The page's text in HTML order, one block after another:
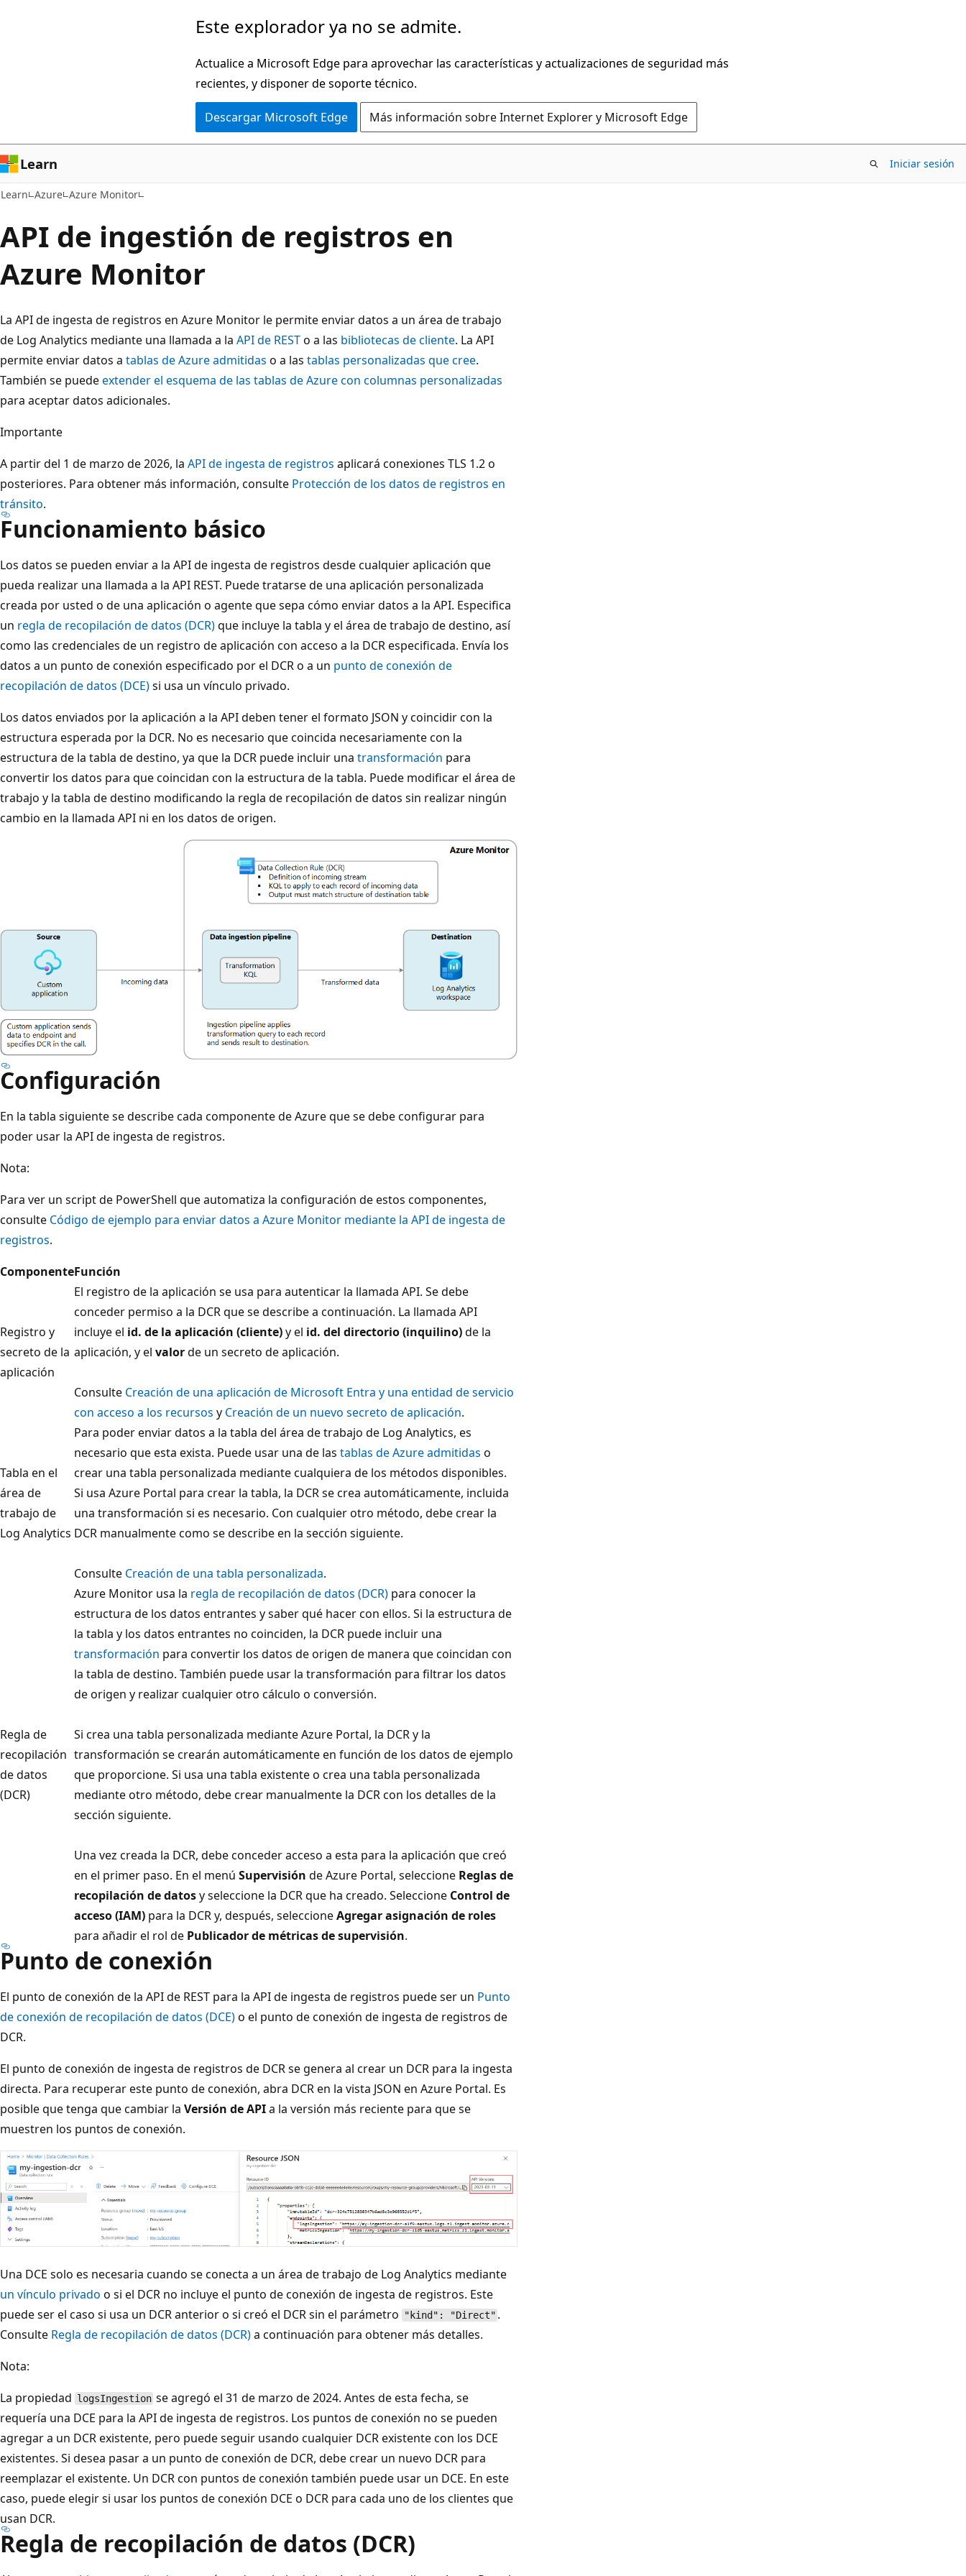
Este explorador ya no se admite.
Actualice a Microsoft Edge para aprovechar las características y actualizaciones de seguridad más
recientes, y disponer de soporte técnico.
Descargar Microsoft Edge Más información sobre Internet Explorer y Microsoft Edge
Learn Iniciar sesión
Learn Azure Azure Monitor
API de ingestión de registros en
Azure Monitor
La API de ingesta de registros en Azure Monitor le permite enviar datos a un área de trabajo
de Log Analytics mediante una llamada a la API de RESTo a las bibliotecas de cliente. La API
permite enviar datos a tablas de Azure admitidas o a las tablas personalizadas que cree.
También se puedeextender el esquema de las tablas de Azure con columnas personalizadas
para aceptar datos adicionales.
Importante
A partir del 1 de marzo de 2026, la API de ingesta de registros aplicará conexiones TLS 1.2 o
posteriores. Para obtener más información, consulte Protección de los datos de registros en
tránsito.
Funcionamiento básico
Los datos se pueden enviar a la API de ingesta de registros desde cualquier aplicación que
pueda realizar una llamada a la API REST. Puede tratarse de una aplicación personalizada
creada por usted o de una aplicación o agente que sepa cómo enviar datos a la API. Especifica
un regla de recopilación de datos (DCR)que incluye la tabla y el área de trabajo de destino, así
como las credenciales de un registro de aplicación con acceso a la DCR especificada. Envía los
datos a un punto de conexión especificado por el DCR o a un punto de conexión de
recopilación de datos (DCE)si usa un vínculo privado.
Los datos enviados por la aplicación a la API deben tener el formato JSON y coincidir con la
estructura esperada por la DCR. No es necesario que coincida necesariamente con la
estructura de la tabla de destino, ya que la DCR puede incluir una transformación para
convertir los datos para que coincidan con la estructura de la tabla. Puede modificar el área de
trabajo y la tabla de destino modificando la regla de recopilación de datos sin realizar ningún
cambio en la llamada API ni en los datos de origen.
Configuración
En la tabla siguiente se describe cada componente de Azure que se debe configurar para
poder usar la API de ingesta de registros.
Nota:
Para ver un script de PowerShell que automatiza la configuración de estos componentes,
consulte Código de ejemplo para enviar datos a Azure Monitor mediante la API de ingesta de
registros.
ComponenteFunción
Registro y
secreto de la
aplicación
El registro de la aplicación se usa para autenticar la llamada API. Se debe
conceder permiso a la DCR que se describe a continuación. La llamada API
incluye el id. de la aplicación (cliente)y el id. del directorio (inquilino)de la
aplicación, y el valorde un secreto de aplicación.
Consulte Creación de una aplicación de Microsoft Entra y una entidad de servicio
con acceso a los recursos y Creación de un nuevo secreto de aplicación.
Tabla en el
área de
trabajo de
Log Analytics
Para poder enviar datos a la tabla del área de trabajo de Log Analytics, es
necesario que esta exista. Puede usar una de las tablas de Azure admitidas o
crear una tabla personalizada mediante cualquiera de los métodos disponibles.
Si usa Azure Portal para crear la tabla, la DCR se crea automáticamente, incluida
una transformación si es necesario. Con cualquier otro método, debe crear la
DCR manualmente como se describe en la sección siguiente.
Consulte Creación de una tabla personalizada.
Regla de
recopilación
de datos
(DCR)
Azure Monitor usa la regla de recopilación de datos (DCR) para conocer la
estructura de los datos entrantes y saber qué hacer con ellos. Si la estructura de
la tabla y los datos entrantes no coinciden, la DCR puede incluir una
transformación para convertir los datos de origen de manera que coincidan con
la tabla de destino. También puede usar la transformación para filtrar los datos
de origen y realizar cualquier otro cálculo o conversión.
Si crea una tabla personalizada mediante Azure Portal, la DCR y la
transformación se crearán automáticamente en función de los datos de ejemplo
que proporcione. Si usa una tabla existente o crea una tabla personalizada
mediante otro método, debe crear manualmente la DCR con los detalles de la
sección siguiente.
Una vez creada la DCR, debe conceder acceso a esta para la aplicación que creó
en el primer paso. En el menú Supervisión de Azure Portal, seleccione Reglas de
recopilación de datosy seleccione la DCR que ha creado. Seleccione Control de
acceso (IAM) para la DCR y, después, seleccioneAgregar asignación de roles
para añadir el rol de Publicador de métricas de supervisión.
Punto de conexión
El punto de conexión de la API de REST para la API de ingesta de registros puede ser un Punto
de conexión de recopilación de datos (DCE)o el punto de conexión de ingesta de registros de
DCR.
El punto de conexión de ingesta de registros de DCR se genera al crear un DCR para la ingesta
directa. Para recuperar este punto de conexión, abra DCR en la vista JSON en Azure Portal. Es
posible que tenga que cambiar la Versión de APIa la versión más reciente para que se
muestren los puntos de conexión.
Una DCE solo es necesaria cuando se conecta a un área de trabajo de Log Analytics mediante
un vínculo privado o si el DCR no incluye el punto de conexión de ingesta de registros. Este
puede ser el caso si usa un DCR anterior o si creó el DCR sin el parámetro
"kind": "Direct" .
Consulte Regla de recopilación de datos (DCR)a continuación para obtener más detalles.
Nota:
La propiedad logsIngestion se agregó el 31 de marzo de 2024. Antes de esta fecha, se
requería una DCE para la API de ingesta de registros. Los puntos de conexión no se pueden
agregar a un DCR existente, pero puede seguir usando cualquier DCR existente con los DCE
existentes. Si desea pasar a un punto de conexión de DCR, debe crear un nuevo DCR para
reemplazar el existente. Un DCR con puntos de conexión también puede usar un DCE. En este
caso, puede elegir si usar los puntos de conexión DCE o DCR para cada uno de los clientes que
usan DCR.
Regla de recopilación de datos (DCR)